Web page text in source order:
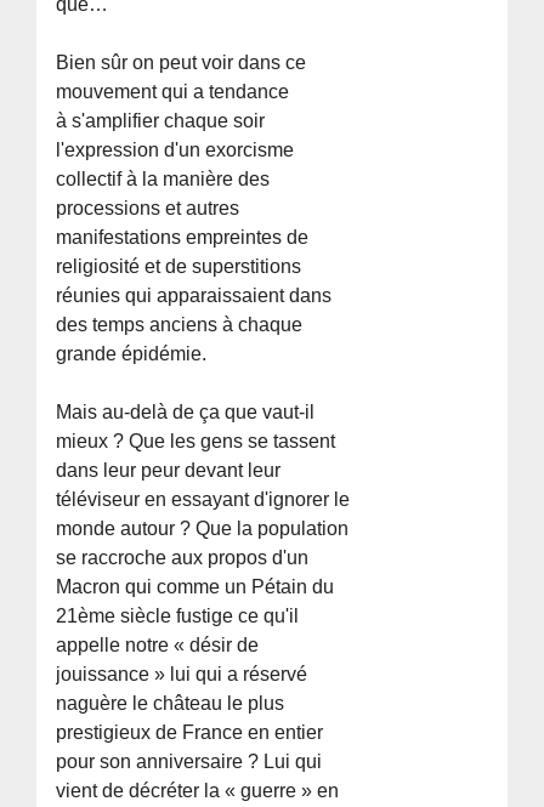
Bien sûr on peut voir dans ce
mouvement qui a tendance
à s'amplifier chaque soir
l'expression d'un exorcisme
collectif à la manière des
processions et autres
manifestations empreintes de
religiosité et de superstitions
réunies qui apparaissaient dans
des temps anciens à chaque
grande épidémie.
Mais au-delà de ça que vaut-il
mieux ? Que les gens se tassent
dans leur peur devant leur
téléviseur en essayant d'ignorer le
monde autour ? Que la population
se raccroche aux propos d'un
Macron qui comme un Pétain du
21ème siècle fustige ce qu'il
appelle notre « désir de
jouissance » lui qui a réservé
naguère le château le plus
prestigieux de France en entier
pour son anniversaire ? Lui qui
vient de décréter la « guerre » en